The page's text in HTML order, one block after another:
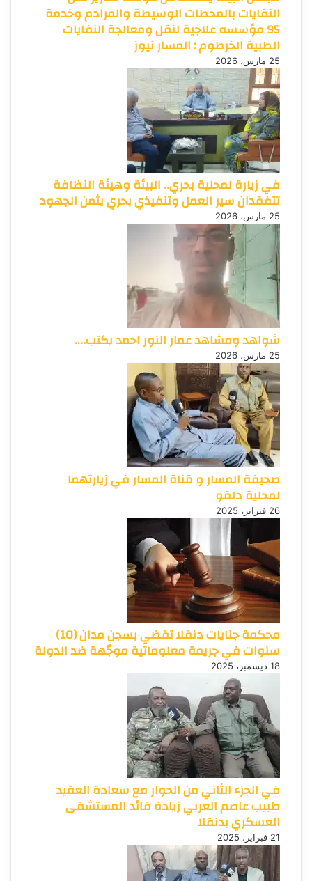
النفايات بالمحطات الوسيطة والمرادم وخدمة
95 مؤسسه علاجية لنقل ومعالجة النفايات
الطبية الخرطوم : المسار نيوز
25 مارس، 2026
في زيارة لمحلية بحري.. البيئة وهيئة النظافة
تتفقدان سير العمل وتنفيذي بحري يثمن الجهود
25 مارس، 2026
شواهد ومشاهد عمار النور احمد يكتب….
25 مارس، 2026
صحيفة المسار و قناة المسار في زيارتهما
لمحلية دلقو
26 فبراير، 2025
محكمة جنايات دنقلا تقضي بسجن مدان (10)
سنوات في جريمة معلوماتية موجّهة ضد الدولة
18 ديسمبر، 2025
في الجزء الثاني من الحوار مع سعادة العقيد
طبيب عاصم العربي زيادة قائد المستشفى
العسكري بدنقلا
21 فبراير، 2025